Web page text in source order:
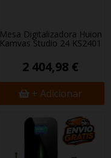
Mesa Digitalizadora Huion
Kamvas Studio 24 KS2401
2 404,98 €
+ Adicionar